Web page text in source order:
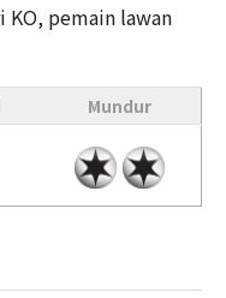
pemain lawan
Mundur